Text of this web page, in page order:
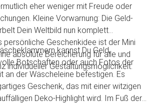
eher weniger mit Freude oder
Kleine Vorwarnung: Die Geld-
Dein Weltbild nun komplett
persönliche Geschenkidee ist der Mini
absolute Bereicherung für alle und
individueller Gestaltungsmöglichkeit.
kannst Du Geld,
Botschaften oder auch Fotos der
an der Wäscheleine befestigen. Es
Geschenk, das mit einer witzigen
Deko-Highlight wird. Im Fuß der